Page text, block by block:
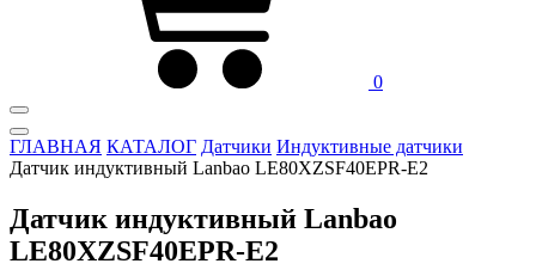
0
ГЛАВНАЯ КАТАЛОГ Датчики Индуктивные датчики
Датчик индуктивный Lanbao LE80XZSF40EPR-E2
Датчик индуктивный Lanbao
LE80XZSF40EPR-E2